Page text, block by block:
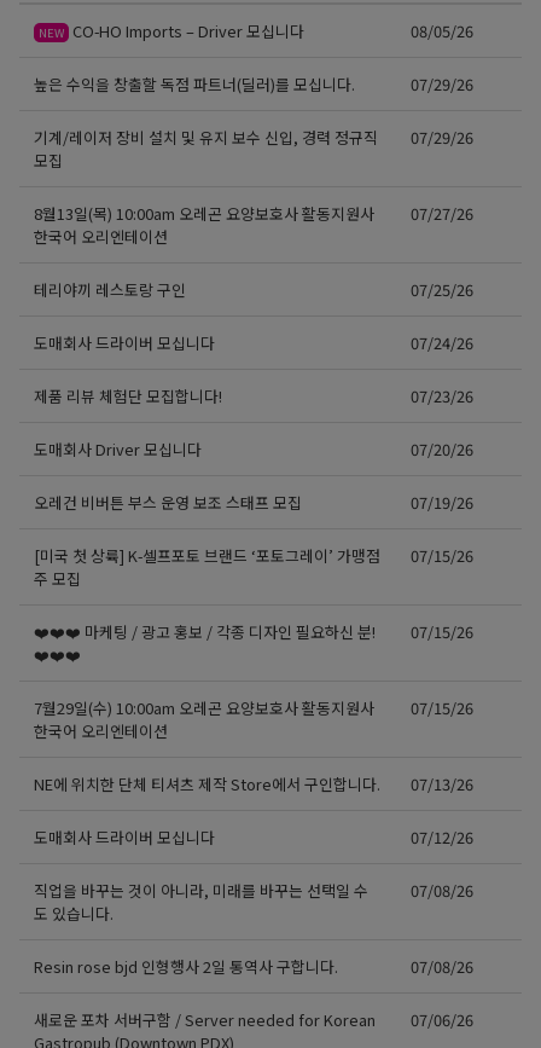
NEW CO-HO Imports – Driver 모십니다 08/05/26
높은 수익을 창출할 독점 파트너(딜러)를 모십니다. 07/29/26
기계/레이저 장비 설치 및 유지 보수 신입, 경력 정규직
모집
07/29/26
8월13일(목) 10:00am 오레곤 요양보호사 활동지원사
한국어 오리엔테이션
07/27/26
테리야끼 레스토랑 구인 07/25/26
도매회사 드라이버 모십니다 07/24/26
제품 리뷰 체험단 모집합니다! 07/23/26
도매회사 Driver 모십니다 07/20/26
오레건 비버튼 부스 운영 보조 스태프 모집 07/19/26
[미국 첫 상륙] K-셀프포토 브랜드 ‘포토그레이’ 가맹점
주 모집
07/15/26
❤️❤️❤️ 마케팅 / 광고 홍보 / 각종 디자인 필요하신 분!
❤️❤️❤️
07/15/26
7월29일(수) 10:00am 오레곤 요양보호사 활동지원사
한국어 오리엔테이션
07/15/26
NE에 위치한 단체 티셔츠 제작 Store에서 구인합니다. 07/13/26
도매회사 드라이버 모십니다 07/12/26
직업을 바꾸는 것이 아니라, 미래를 바꾸는 선택일 수
도 있습니다.
07/08/26
Resin rose bjd 인형행사 2일 통역사 구합니다. 07/08/26
새로운 포차 서버구함 / Server needed for Korean
Gastropub (Downtown PDX)
07/06/26